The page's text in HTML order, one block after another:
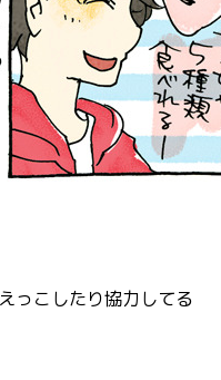
っこしたり協力してる